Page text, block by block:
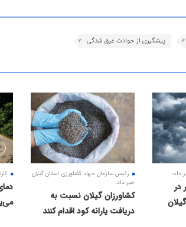
پیشگیری از حوادث غرق شدگی
داد؛
در
رئیس سازمان جهاد کشاورزی استان گیلان
خبر داد:
کشاورزان گیلان نسبت به
دریافت یارانه کود اقدام کنند